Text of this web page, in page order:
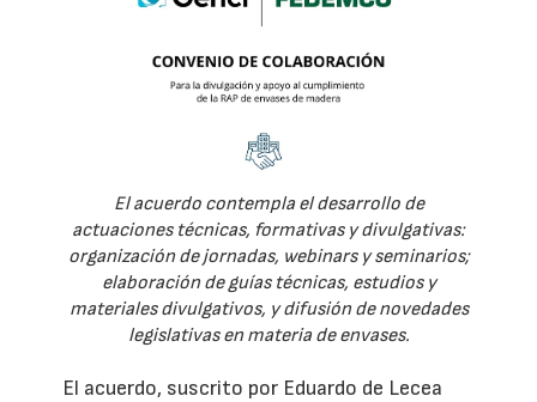
El acuerdo contempla el desarrollo de
actuaciones técnicas, formativas y divulgativas:
organización de jornadas, webinars y seminarios;
elaboración de guías técnicas, estudios y
materiales divulgativos, y difusión de novedades
legislativas en materia de envases.
El acuerdo, suscrito por Eduardo de Lecea